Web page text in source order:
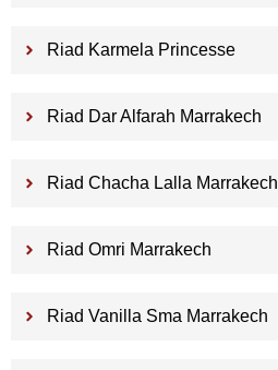
Riad Karmela Princesse
Riad Dar Alfarah Marrakech
Riad Chacha Lalla Marrakech
Riad Omri Marrakech
Riad Vanilla Sma Marrakech